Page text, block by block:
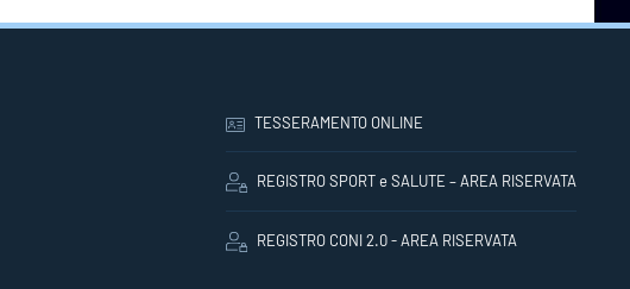
TESSERAMENTO ONLINE
REGISTRO SPORT e SALUTE – AREA RISERVATA
REGISTRO CONI 2.0 - AREA RISERVATA